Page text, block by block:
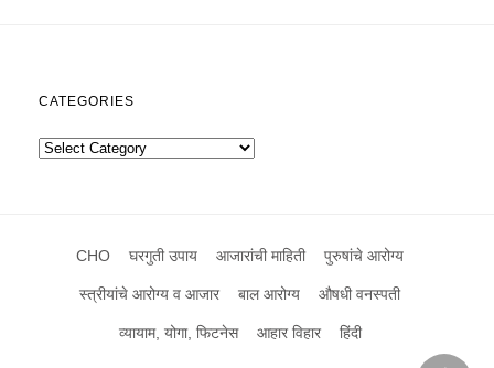
CATEGORIES
Categories
CHO घरगुती उपाय आजारांची माहिती पुरुषांचे आरोग्य
स्त्रीयांचे आरोग्य व आजार बाल आरोग्य औषधी वनस्पती
व्यायाम, योगा, फिटनेस आहार विहार हिंदी